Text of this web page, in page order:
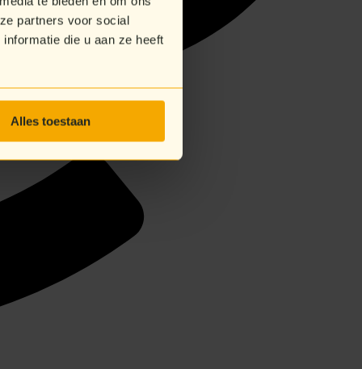
partners voor social
die u aan ze heeft
Alles toestaan